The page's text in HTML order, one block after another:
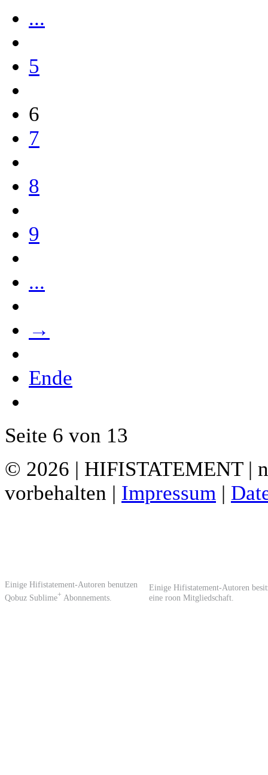
...
5
6
7
8
9
...
→
Ende
Seite 6 von 13
© 2026 | HIFISTATEMENT |
vorbehalten | Impressum |
Einige Hifistatement-Autoren benutzen
Qobuz Sublime+ Abonnements.
Einige Hifistatement-Autoren
eine roon Mitgliedschaft.